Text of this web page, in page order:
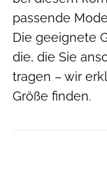
passende
Die geeignete
die, die Sie
tragen – wir
Größe finden.